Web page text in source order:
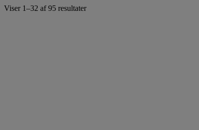
Viser 1–32 af 95 resultater